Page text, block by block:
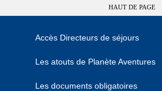
HAUT DE PAGE
Accès Directeurs de séjours
Les atouts de Planète Aventures
Les documents obligatoires